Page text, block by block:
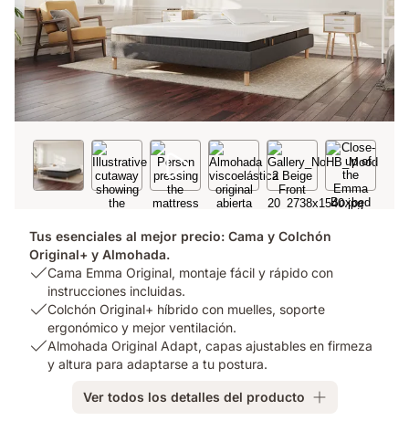
Tus esenciales al mejor precio: Cama y Colchón
Original+ y Almohada.
USP
Cama
Emma
Original,
montaje
Cama Emma Original, montaje fácil y rápido con
instrucciones incluidas.
USP
Colchón
Original+
Colchón Original+ híbrido con muelles, soporte
ergonómico y mejor ventilación.
USPAlmohada Original Adapt, capas ajustables en firmeza
y altura para adaptarse a tu postura.
Ver todos los detalles del producto